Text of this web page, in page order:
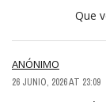
Que
ANÓNIMO
26 JUNIO, 2026 AT 23:09